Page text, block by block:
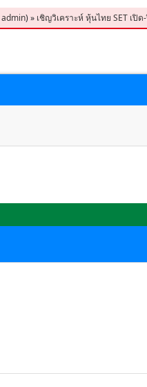
admin) » เชิญวิเคราะห์ หุ้นไทย SET เ